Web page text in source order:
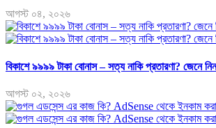
আগস্ট ০৪, ২০২৬
বিকাশে ৯৯৯৯ টাকা বোনাস – সত্য নাকি প্রতারণা? জেনে
আগস্ট ০২, ২০২৬